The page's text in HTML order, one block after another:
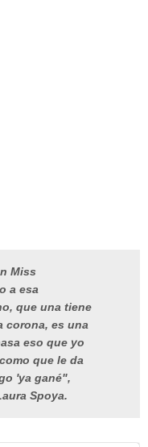
Miss
a esa
que una tiene
corona, es una
eso que yo
que le da
'ya gané",
Spoya.